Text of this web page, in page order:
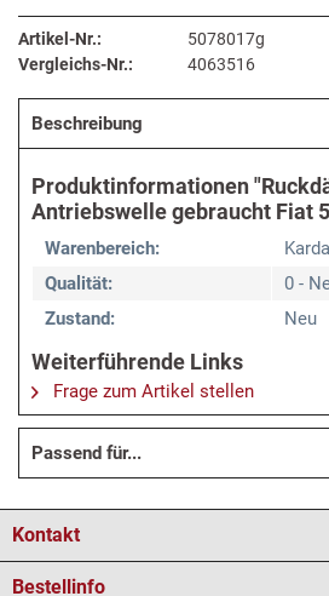
Artikel-Nr.:
5078017g
Vergleichs-Nr.:
4063516
Beschreibung
Produktinformationen
Antriebswelle gebraucht Fiat
Warenbereich:
Qualität:
0 -
Zustand:
Neu
Weiterführende Links
Frage zum Artikel stellen
Passend für...
Kontakt
Bestellinfo